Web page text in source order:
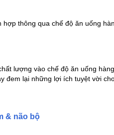
thông qua chế độ ăn uống
lượng vào chế độ ăn uống hàng
đem lại những lợi ích tuyệt vời
& não bộ